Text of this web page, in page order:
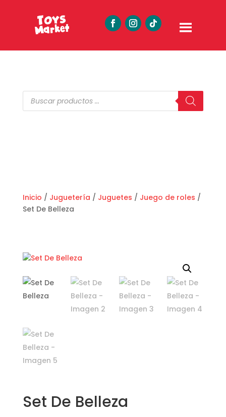
Búsqueda
de
productos
Inicio / Juguetería / Juguetes / Juego de roles /
Set De Belleza
Set De Belleza